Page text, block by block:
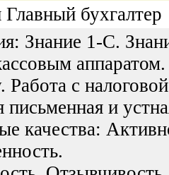
Главный бухгалтер
Знание 1-С.
Работа с
письменная и
качества: